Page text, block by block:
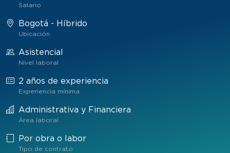
Salario
Bogotá - Híbrido
Ubicación
Asistencial
Nivel laboral
2 años de experiencia
Experiencia mínima
Administrativa y Financiera
Área laboral
Por obra o labor
Tipo de contrato